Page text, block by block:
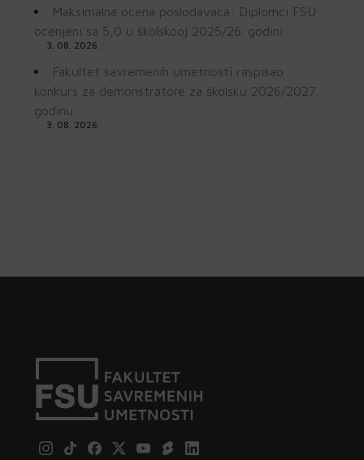
Maksimalna ocena poslodavaca: Diplomci FSU
ocenjeni sa 5,0 u školskooj 2025/26. godini
3. 08. 2026.
Fakultet savremenih umetnosti raspisao
konkurs za demonstratore za školsku 2026/2027.
godinu
3. 08. 2026.